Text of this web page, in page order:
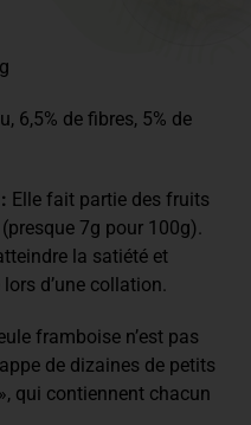
6,5% de fibres, 5% de
Elle fait partie des fruits
7g pour 100g).
la satiété et
d’une collation.
framboise n’est pas
de dizaines de petits
qui contiennent chacun